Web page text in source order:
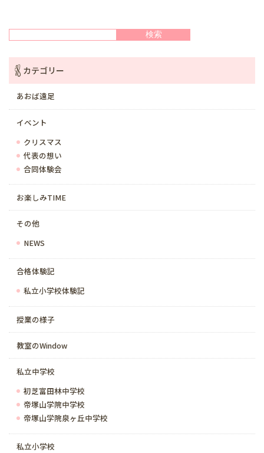
検索
カテゴリー
あおば遠足
イベント
クリスマス
代表の想い
合同体験会
お楽しみTIME
その他
NEWS
合格体験記
私立小学校体験記
授業の様子
教室のWindow
私立中学校
初芝富田林中学校
帝塚山学院中学校
帝塚山学院泉ヶ丘中学校
私立小学校